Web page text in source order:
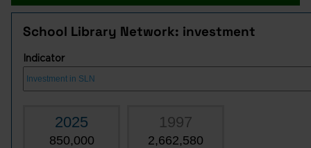
School Library Network: investment
Indicator
2025
850,000
1997
2,662,580